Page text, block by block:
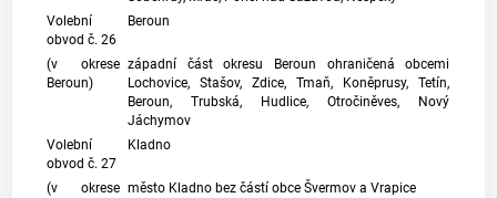
Volební
obvod č. 26
Beroun
(v okrese
Beroun)
západní část okresu Beroun ohraničená obcemi
Lochovice, Stašov, Zdice, Tmaň, Koněprusy, Tetín,
Beroun, Trubská, Hudlice, Otročiněves, Nový
Jáchymov
Volební
obvod č. 27
Kladno
(v okrese město Kladno bez částí obce Švermov a Vrapice